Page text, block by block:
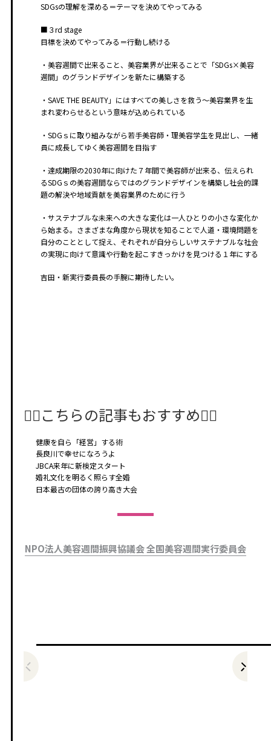
SDGsの理解を深める＝テーマを決めてやってみる
■３rd stage
目標を決めてやってみる＝行動し続ける
・美容週間で出来ること、美容業界が出来ることで「SDGs×美容
週間」のグランドデザインを新たに構築する
・SAVE THE BEAUTY」にはすべての美しさを救う～美容業界を生
まれ変わらせるという意味が込められている
・SDGｓに取り組みながら若手美容師・理美容学生を見出し、一緒
員に成長してゆく美容週間を目指す
・達成期限の2030年に向けた７年間で美容師が出来る、伝えられ
るSDGｓの美容週間ならではのグランドデザインを構築し社会的課
題の解決や地域貢献を美容業界のために行う
・サステナブルな未来への大きな変化は一人ひとりの小さな変化か
ら始まる。さまざまな角度から現状を知ることで人道・環境問題を
自分のこととして捉え、それぞれが自分らしいサステナブルな社会
の実現に向けて意識や行動を起こすきっかけを見つける１年にする
吉田・新実行委員長の手腕に期待したい。
🤸‍♂️こちらの記事もおすすめ🤸‍♀️
健康を自ら「経営」する術
長良川で幸せになろうよ
JBCA来年に新検定スタート
婚礼文化を明るく照らす全婚
日本最古の団体の誇り高き大会
NPO法人美容週間振興協議会 全国美容週間実行委員会